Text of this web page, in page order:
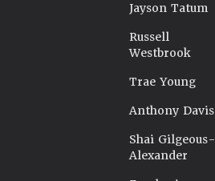
Jayson Tatum
Russell
Westbrook
Trae Young
Anthony Davis
Shai Gilgeous-
Alexander